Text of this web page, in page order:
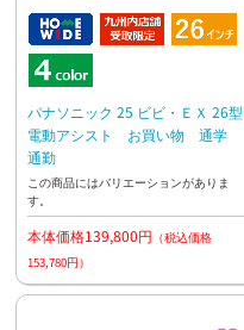
パナソニック 25 ビビ・ＥＸ 26型
電動アシスト お買い物 通学
通勤
この商品にはバリエーションがありま
す。
本体価格139,800円 （税込価格
153,780円）